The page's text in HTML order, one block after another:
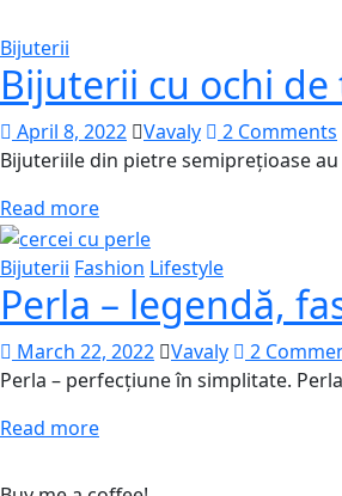
Bijuterii
Bijuterii cu ochi
April 8, 2022 Vavaly
2 Comments
Bijuteriile din pietre semiprețioase
Read more
Bijuterii Fashion Lifestyle
Perla – legendă,
March 22, 2022 Vavaly 2
Perla – perfecțiune în simplitate.
Read more